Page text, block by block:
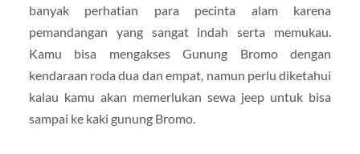
banyak perhatian para pecinta alam karena
pemandangan yang sangat indah serta memukau.
Kamu bisa mengakses Gunung Bromo dengan
kendaraan roda dua dan empat, namun perlu diketahui
kalau kamu akan memerlukan sewa jeep untuk bisa
sampai ke kaki gunung Bromo.